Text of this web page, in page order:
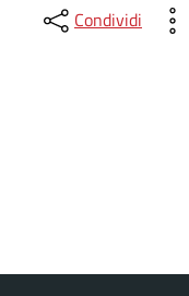
Condividi